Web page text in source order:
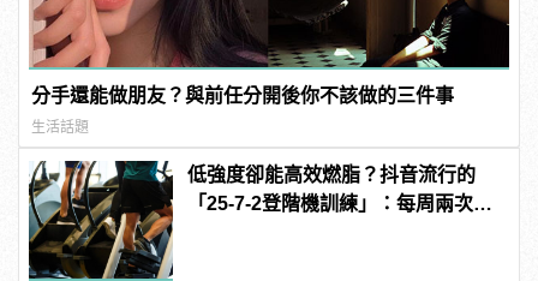
分手還能做朋友？與前任分開後你不該做的三件事
生活話題
低強度卻能高效燃脂？抖音流行的
「25-7-2登階機訓練」：每周兩次即